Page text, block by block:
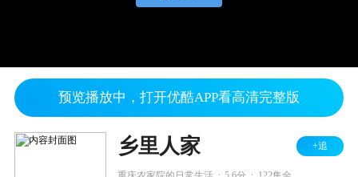
预览播放中，打开优酷APP看高清完整版
乡里人家 +追